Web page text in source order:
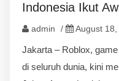
Indonesia Ikut
admin / August 18,
Jakarta – Roblox,
di seluruh dunia, kini